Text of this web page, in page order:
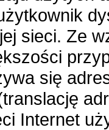
sieci. Ze
się
Internet